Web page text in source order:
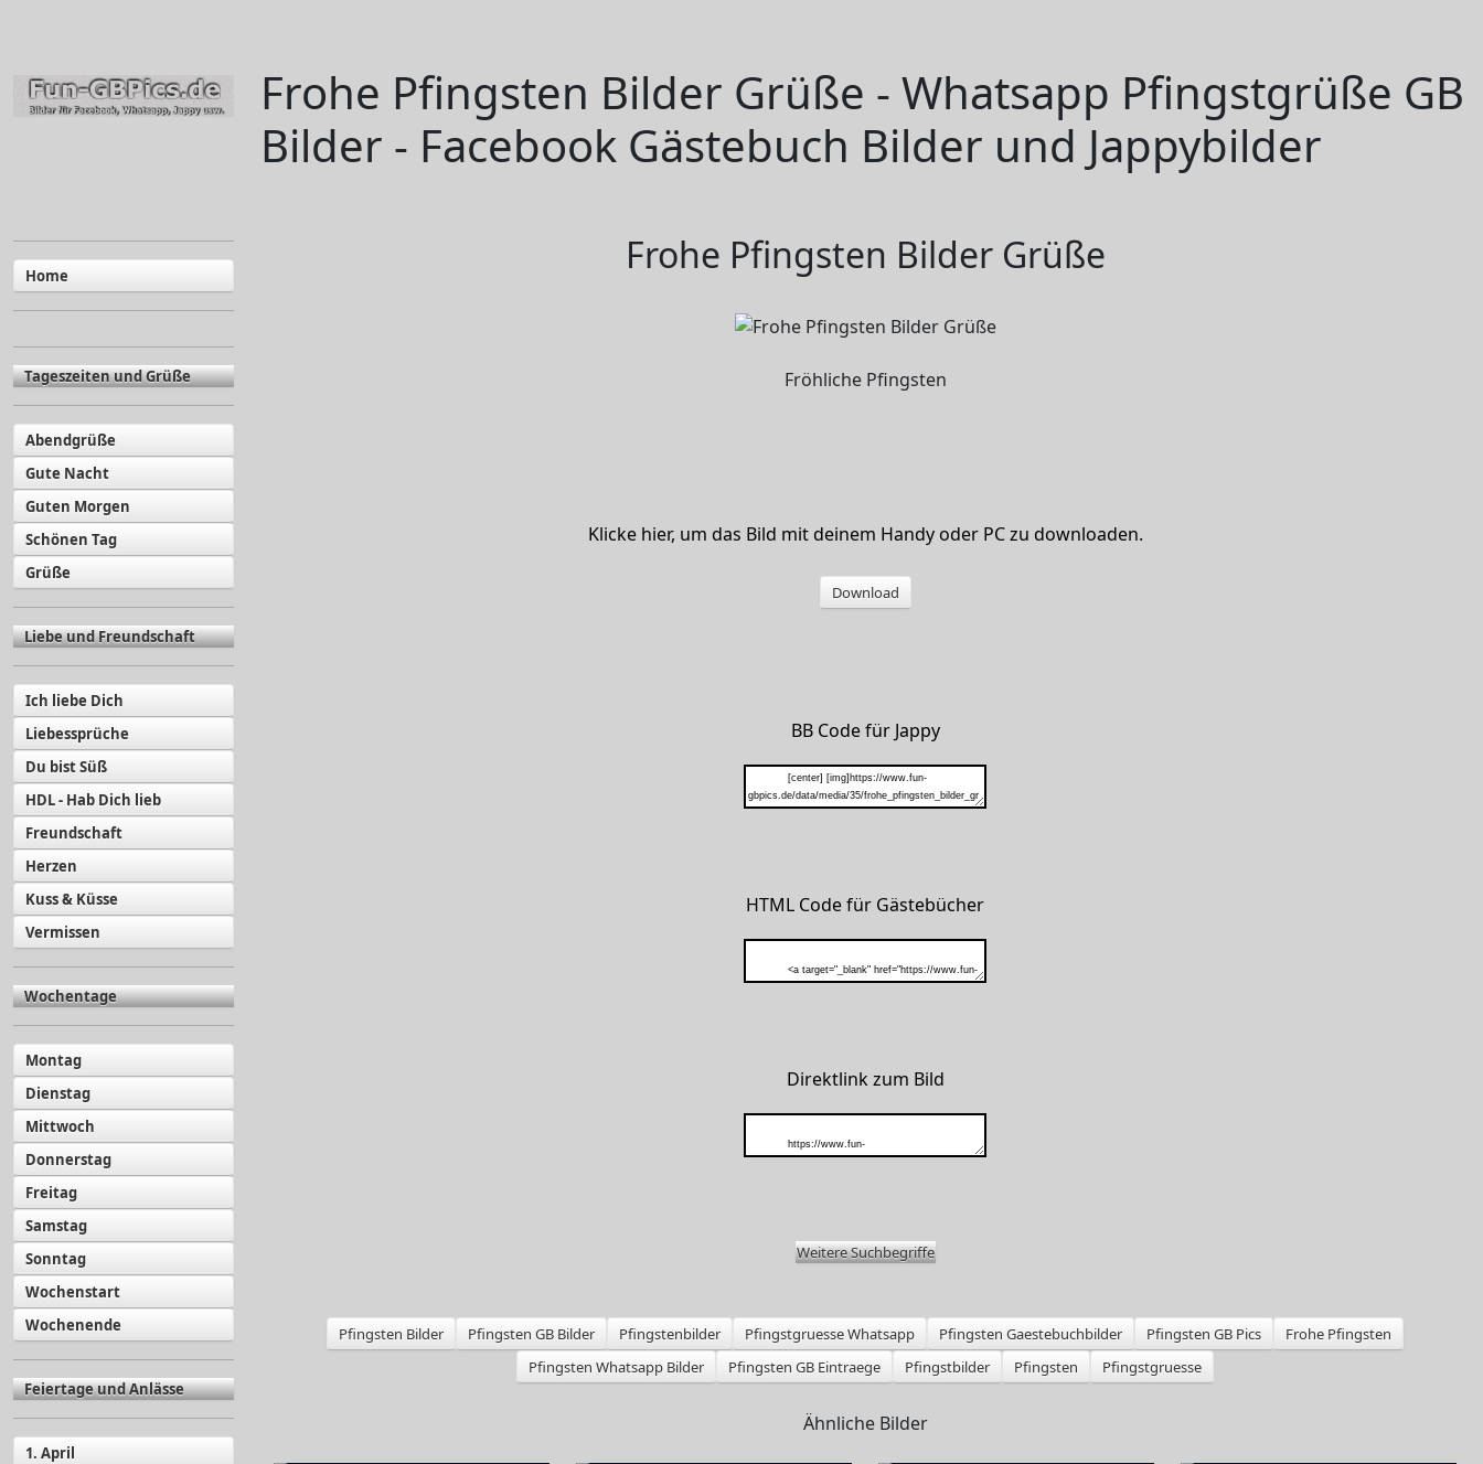
Home
Tageszeiten und Grüße
Abendgrüße
Gute Nacht
Guten Morgen
Schönen Tag
Grüße
Liebe und Freundschaft
Ich liebe Dich
Liebessprüche
Du bist Süß
HDL - Hab Dich lieb
Freundschaft
Herzen
Kuss & Küsse
Vermissen
Wochentage
Montag
Dienstag
Mittwoch
Donnerstag
Freitag
Samstag
Sonntag
Wochenstart
Wochenende
Feiertage und Anlässe
1. April
Frohe Pfingsten Bilder Grüße - Whatsapp Pfingstgrüße GB
Bilder - Facebook Gästebuch Bilder und Jappybilder
Frohe Pfingsten Bilder Grüße
Fröhliche Pfingsten
Klicke hier, um das Bild mit deinem Handy oder PC zu downloaden.
Download
BB Code für Jappy
HTML Code für Gästebücher
Direktlink zum Bild
Weitere Suchbegriffe
Pfingsten Bilder Pfingsten GB Bilder Pfingstenbilder Pfingstgruesse Whatsapp Pfingsten Gaestebuchbilder Pfingsten GB Pics
Frohe Pfingsten
Pfingsten Whatsapp Bilder
Pfingsten GB Eintraege Pfingstbilder Pfingsten Pfingstgruesse
Ähnliche Bilder